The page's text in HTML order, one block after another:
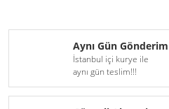
Aynı Gün Gönderim
İstanbul içi kurye ile
aynı gün teslim!!!